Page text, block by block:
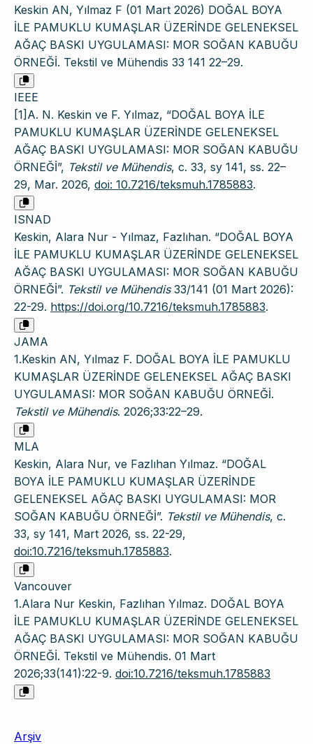
Keskin AN, Yılmaz F (01 Mart 2026) DOĞAL BOYA
İLE PAMUKLU KUMAŞLAR ÜZERİNDE GELENEKSEL
AĞAÇ BASKI UYGULAMASI: MOR SOĞAN KABUĞU
ÖRNEĞİ. Tekstil ve Mühendis 33 141 22–29.
IEEE
[1]A. N. Keskin ve F. Yılmaz, “DOĞAL BOYA İLE
PAMUKLU KUMAŞLAR ÜZERİNDE GELENEKSEL
AĞAÇ BASKI UYGULAMASI: MOR SOĞAN KABUĞU
ÖRNEĞİ”, Tekstil ve Mühendis, c. 33, sy 141, ss. 22–
29, Mar. 2026, doi: 10.7216/teksmuh.1785883.
ISNAD
Keskin, Alara Nur - Yılmaz, Fazlıhan. “DOĞAL BOYA
İLE PAMUKLU KUMAŞLAR ÜZERİNDE GELENEKSEL
AĞAÇ BASKI UYGULAMASI: MOR SOĞAN KABUĞU
ÖRNEĞİ”. Tekstil ve Mühendis33/141 (01 Mart 2026):
22-29. https://doi.org/10.7216/teksmuh.1785883.
JAMA
1.Keskin AN, Yılmaz F. DOĞAL BOYA İLE PAMUKLU
KUMAŞLAR ÜZERİNDE GELENEKSEL AĞAÇ BASKI
UYGULAMASI: MOR SOĞAN KABUĞU ÖRNEĞİ.
Tekstil ve Mühendis. 2026;33:22–29.
MLA
Keskin, Alara Nur, ve Fazlıhan Yılmaz. “DOĞAL
BOYA İLE PAMUKLU KUMAŞLAR ÜZERİNDE
GELENEKSEL AĞAÇ BASKI UYGULAMASI: MOR
SOĞAN KABUĞU ÖRNEĞİ”. Tekstil ve Mühendis, c.
33, sy 141, Mart 2026, ss. 22-29,
doi:10.7216/teksmuh.1785883.
Vancouver
1.Alara Nur Keskin, Fazlıhan Yılmaz. DOĞAL BOYA
İLE PAMUKLU KUMAŞLAR ÜZERİNDE GELENEKSEL
AĞAÇ BASKI UYGULAMASI: MOR SOĞAN KABUĞU
ÖRNEĞİ. Tekstil ve Mühendis. 01 Mart
2026;33(141):22-9. doi:10.7216/teksmuh.1785883
Arşiv